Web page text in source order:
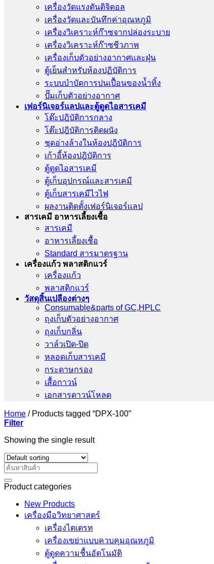
เครื่องวัดแรงดันดิจิตอล
เครื่องวัดและบันทึกค่าอุณหภูมิ
เครื่องวิเคราะห์ก๊าซจากปล่องระบาย
เครื่องวิเคราะห์ก๊าซชีวภาพ
เครื่องเก็บตัวอย่างอากาศเเละฝุ่น
ตู้เย็นสำหรับห้องปฏิบัติการ
ระบบบำบัดการปนเปื้อนของน้ำทิ้ง
ปั๊มเก็บตัวอย่างอากาศ
เฟอร์นิเจอร์แลปและตู้ดูดไอสารเคมี
โต๊ะปฎิบัติการกลาง
โต๊ะปฎิบัติการติดผนัง
ชุดอ่างล้างในห้องปฎิบัติการ
เก้าอี้ห้องปฎิบัติการ
ตู้ดูดไอสารเคมี
ตู้เก็บอุปกรณ์เเละสารเคมี
ตู้เก็บสารเคมีไวไฟ
ผลงานติดตั้งเฟอร์นิเจอร์เเลป
สารเคมี อาหารเลี้ยงเชื้อ
สารเคมี
อาหารเลี้ยงเชื้อ
Standard สารมาตรฐาน
เครื่องเเก้ว พลาสติกแวร์
เครื่องเเก้ว
พลาสติกแวร์
วัสดุสิ้นเปลืองต่างๆ
Consumable&parts of GC,HPLC
ถุงเก็บตัวอย่างอากาศ
ถุงเก็บกลิ่น
วาล์วเปิด-ปิด
หลอดเก็บสารเคมี
กระดาษกรอง
เสื้อกาวน์
เอกสารดาวน์โหลด
Home /Products tagged “DPX-100”
Filter
Showing the single result
Search
for:
Product categories
New Products
เครื่องมือวิทยาศาสตร์
เครื่องไตเตรท
เครื่องเขย่าแบบควบคุมอุณหภูมิ
ตู้ดูดความชื้นอัตโนมัติ